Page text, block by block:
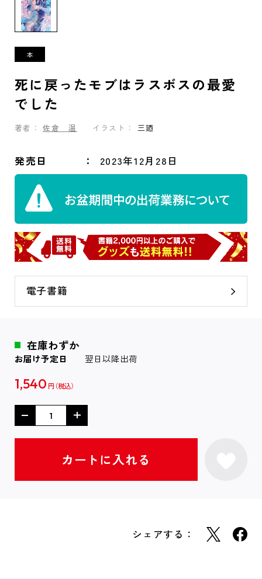
死に戻ったモブはラスボスの最愛
でした
著者： 佐倉 温 イラスト： 三廼
発売日 2023年12月28日
電子書籍
在庫わずか
お届け予定日 翌日以降出荷
1,540 円
シェアする：